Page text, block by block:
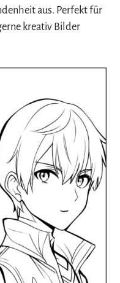
aus. Perfekt für
kreativ Bilder